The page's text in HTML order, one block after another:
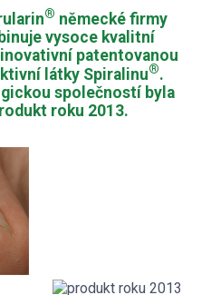
ŘADA
EXTRAKTEM Z ŘASY
® německé firmy
vysoce kvalitní
patentovanou
látky Spiralinu®.
společností byla
roku 2013.